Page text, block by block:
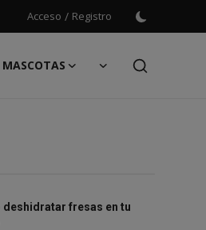
Acceso / Registro
MASCOTAS
deshidratar fresas en tu